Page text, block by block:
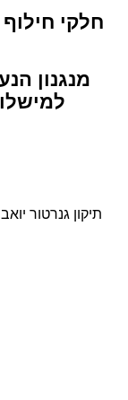
חלקי חילוף
מנגנון
תיקון גנרטור